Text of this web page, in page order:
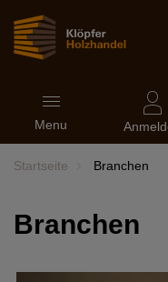
Navigation
ein-
und
ausblenden
Menu
Startseite Branchen
Branchen